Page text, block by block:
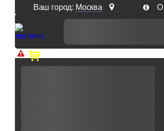
Ваш город: Москва О
Доп. скидка от цен на сайте 7% при